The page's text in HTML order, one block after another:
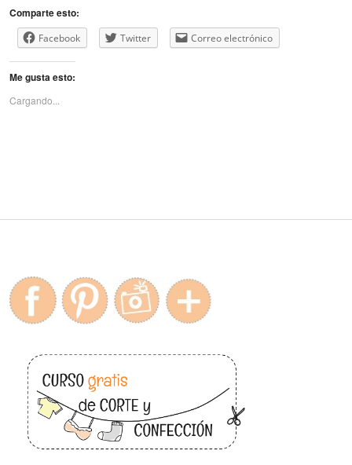
Comparte esto:
Facebook Twitter Correo electrónico
Me gusta esto:
Cargando...